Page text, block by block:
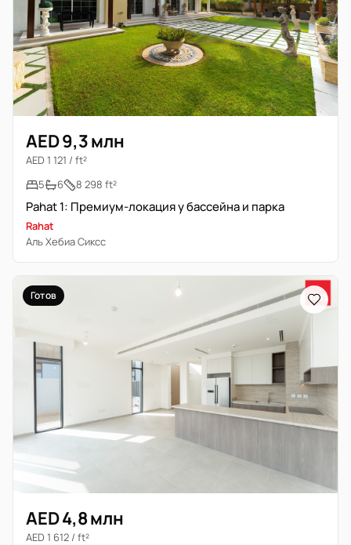
AED 9,3 млн
AED 1 121 / ft²
5
6 8 298 ft²
Раhat 1: Премиум-локация у бассейна и парка
Rahat
Аль Хебиа Сиксс
Готов
AED 4,8 млн
AED 1 612 / ft²